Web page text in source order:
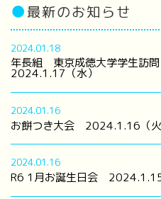
●最新のお知らせ
2024.01.18
年長組 東京成徳大学学生訪
2024.1.17（水）
2024.01.16
お餅つき大会 2024.1.16（火
2024.01.16
R6 1月お誕生日会 2024.1.15